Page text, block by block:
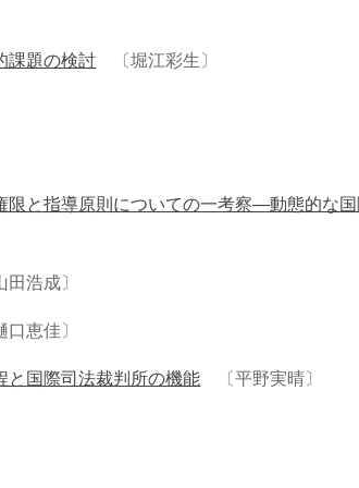
課題の検討 〔堀江彩生〕
限と指導原則についての一考察―動態的な
浩成〕
恵佳〕
と国際司法裁判所の機能 〔平野実晴〕